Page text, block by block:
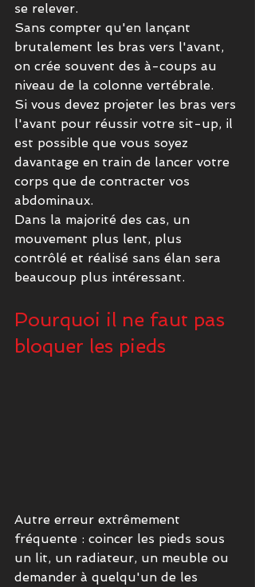
se relever.
Sans compter qu'en lançant
brutalement les bras vers l'avant,
on crée souvent des à-coups au
niveau de la colonne vertébrale.
Si vous devez projeter les bras vers
l'avant pour réussir votre sit-up, il
est possible que vous soyez
davantage en train de lancer votre
corps que de contracter vos
abdominaux.
Dans la majorité des cas, un
mouvement plus lent, plus
contrôlé et réalisé sans élan sera
beaucoup plus intéressant.
Pourquoi il ne faut pas
bloquer les pieds
Autre erreur extrêmement
fréquente : coincer les pieds sous
un lit, un radiateur, un meuble ou
demander à quelqu'un de les